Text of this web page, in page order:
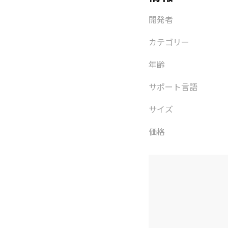
開発者
カテゴリー
年齢
サポート言語
サイズ
価格